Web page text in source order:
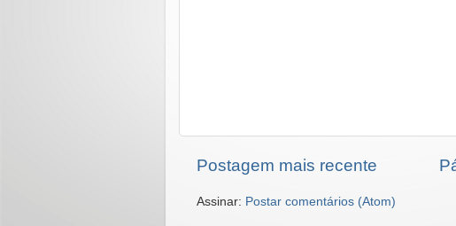
Postagem mais recente
Assinar: Postar comentários (Atom)